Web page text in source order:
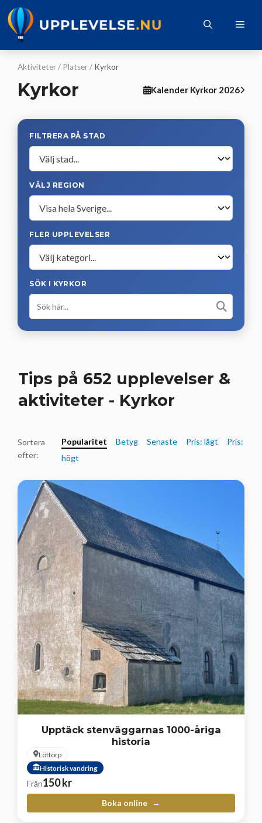
Hoppa
till
innehåll
Aktiviteter/ Platser/ Kyrkor
Kyrkor Kalender Kyrkor 2026
FILTRERA PÅ STAD
VÄLJ REGION
FLER UPPLEVELSER
SÖK I KYRKOR
Tips på 652 upplevelser &
aktiviteter - Kyrkor
Sortera
efter:
Popularitet Betyg Senaste Pris: lågt
Pris:
högt
Upptäck stenväggarnas 1000-åriga
historia
Löttorp
Historisk vandring
Från150kr
Boka online